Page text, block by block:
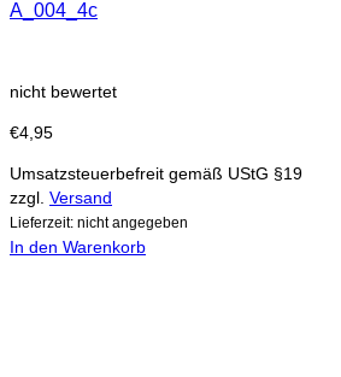
A_004_4c
nicht bewertet
€4,95
Umsatzsteuerbefreit gemäß UStG §19
zzgl. Versand
Lieferzeit: nicht angegeben
In den Warenkorb